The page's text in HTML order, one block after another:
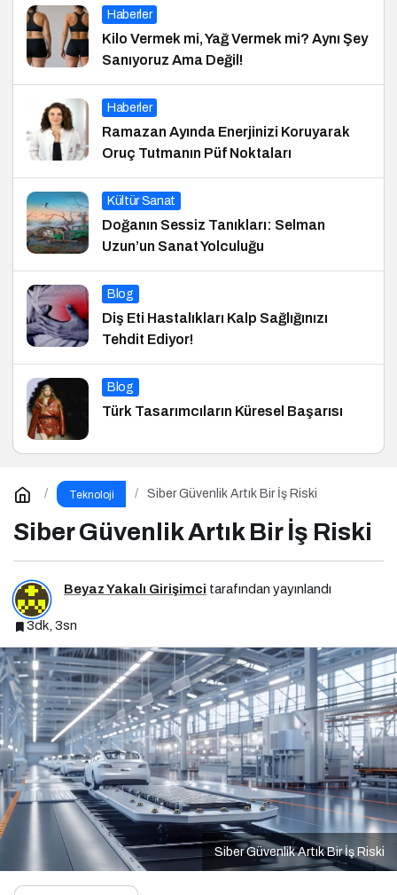
Haberler
Kilo Vermek mi, Yağ Vermek mi? Aynı Şey
Sanıyoruz Ama Değil!
Haberler
Ramazan Ayında Enerjinizi Koruyarak
Oruç Tutmanın Püf Noktaları
Kültür Sanat
Doğanın Sessiz Tanıkları: Selman
Uzun’un Sanat Yolculuğu
Blog
Diş Eti Hastalıkları Kalp Sağlığınızı
Tehdit Ediyor!
Blog
Türk Tasarımcıların Küresel Başarısı
Teknoloji Siber Güvenlik Artık Bir İş Riski
Siber Güvenlik Artık Bir İş Riski
Beyaz Yakalı Girişimci tarafından yayınlandı
3dk, 3sn
Siber Güvenlik Artık Bir İş Riski